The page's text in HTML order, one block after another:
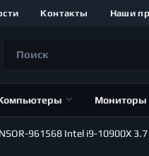
Контакты Наши
Мониторы
961568 Intel i9-10900X